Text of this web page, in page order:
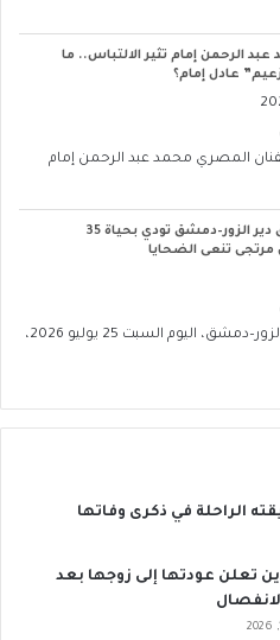
عبد الرحمن إمام تثير الالتباس.. ما
عادل إمام؟
المصري محمد عبد الرحمن إمام
فاجعة على طريق دير الزور–دمشق تودي بحياة 35
تنعى الضحايا
شهد طريق دير الزور–دمشق، اليوم السبت 25 يوليو 2026،
الراحلة في ذكرى وفاتها
تعلن عودتها إلى زوجها بعد